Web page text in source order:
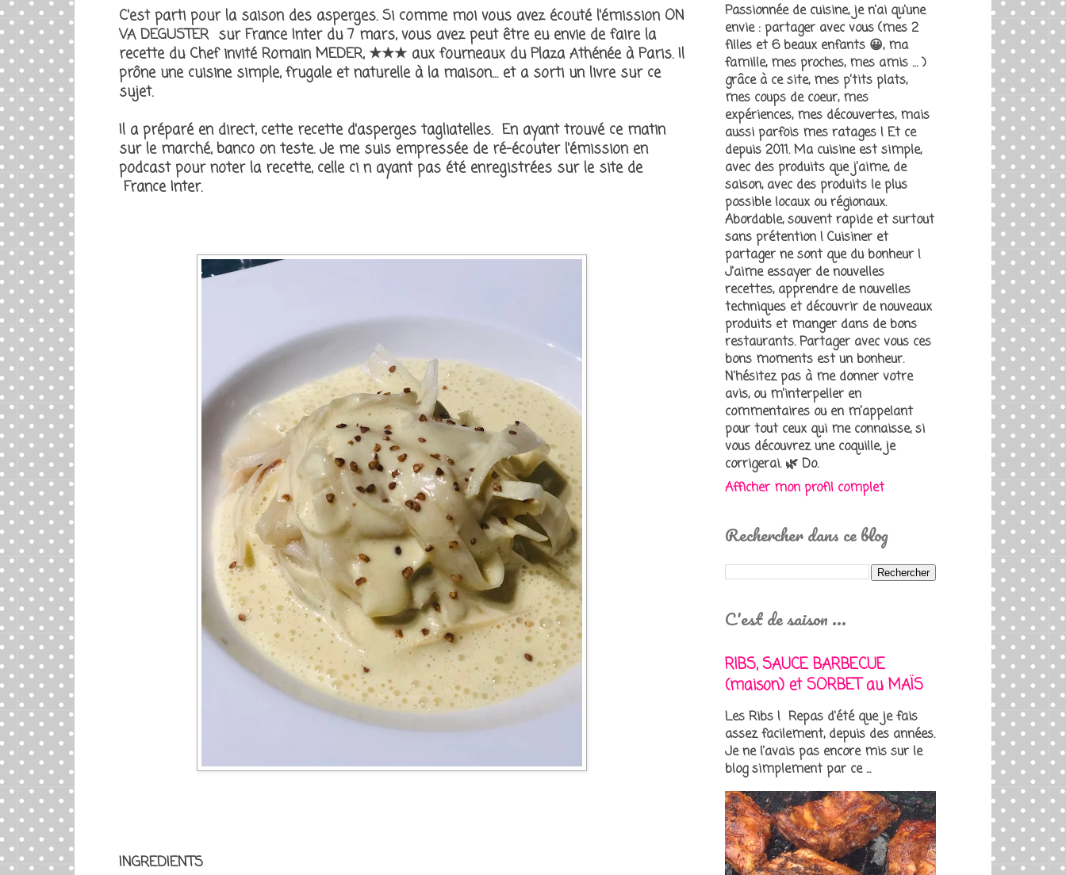
C'est parti pour la saison des asperges. Si comme moi vous avez écouté l'émission ON
VA DEGUSTER sur France Inter du 7 mars, vous avez peut être eu envie de faire la
recette du Chef invité Romain MEDER, ★★★ aux fourneaux du Plaza Athénée à Paris. Il
prône une cuisine simple, frugale et naturelle à la maison… et a sorti un livre sur ce
sujet.
Il a préparé en direct, cette recette d'asperges tagliatelles. En ayant trouvé ce matin
sur le marché, banco on teste. Je me suis empressée de ré-écouter l'émission en
podcast pour noter la recette, celle ci n ayant pas été enregistrées sur le site de
France Inter.
INGREDIENTS
Passionnée de cuisine, je n'ai qu'une
envie : partager avec vous (mes 2
filles et 6 beaux enfants 😀, ma
famille, mes proches, mes amis … )
grâce à ce site, mes p’tits plats,
mes coups de coeur, mes
expériences, mes découvertes, mais
aussi parfois mes ratages ! Et ce
depuis 2011. Ma cuisine est simple,
avec des produits que j’aime, de
saison, avec des produits le plus
possible locaux ou régionaux.
Abordable, souvent rapide et surtout
sans prétention ! Cuisiner et
partager ne sont que du bonheur !
J'aime essayer de nouvelles
recettes, apprendre de nouvelles
techniques et découvrir de nouveaux
produits et manger dans de bons
restaurants. Partager avec vous ces
bons moments est un bonheur.
N'hésitez pas à me donner votre
avis, ou m’interpeller en
commentaires ou en m’appelant
pour tout ceux qui me connaisse, si
vous découvrez une coquille, je
corrigerai. 🌿 Do.
Afficher mon profil complet
Rechercher dans ce blog
C'est de saison ...
RIBS, SAUCE BARBECUE
(maison) et SORBET au MAÏS
Les Ribs ! Repas d'été que je fais
assez facilement, depuis des années.
Je ne l'avais pas encore mis sur le
blog simplement par ce ...